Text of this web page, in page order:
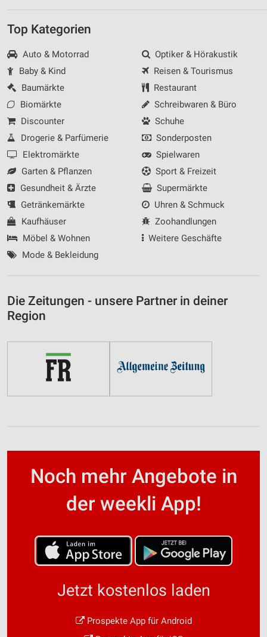
Top Kategorien
Auto & Motorrad
Baby & Kind
Baumärkte
Biomärkte
Discounter
Drogerie & Parfümerie
Elektromärkte
Garten & Pflanzen
Gesundheit & Ärzte
Getränkemärkte
Kaufhäuser
Möbel & Wohnen
Mode & Bekleidung
Optiker & Hörakustik
Reisen & Tourismus
Restaurant
Schreibwaren & Büro
Schuhe
Sonderposten
Spielwaren
Sport & Freizeit
Supermärkte
Uhren & Schmuck
Zoohandlungen
Weitere Geschäfte
Die Zeitungen - unsere Partner in deiner
Region
Noch mehr Angebote in
der weekli App!
Jetzt kostenlos laden
Prospekte App für Android